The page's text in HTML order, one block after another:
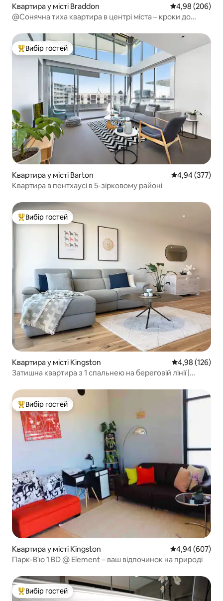
Квартира у місті Braddon Середня
4,98 (206)
@Сонячна тиха квартира в центрі міста – кроки до
Топ вибір гостей
Вибір гостей
Квартира у місті Barton Середня
4,94 (377)
Квартира в пентхаусі в 5-зірковому районі
Топ вибір гостей
Вибір гостей
Квартира у місті Kingston Середня
4,98 (126)
Затишна квартира з 1 спальнею на береговій лінії |
Топ вибір гостей
Вибір гостей
Квартира у місті Kingston Середня
4,94 (607)
Парк-В'ю 1 BD @ Element – ваш відпочинок на природі
Топ вибір гостей
Вибір гостей